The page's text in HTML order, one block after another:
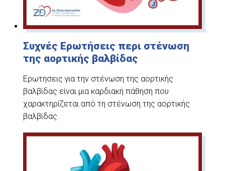
Συχνές Ερωτήσεις περι στένωση
της αορτικής βαλβίδας
Ερωτησεις για την στένωση της αορτικής
βαλβίδας είναι μια καρδιακή πάθηση που
χαρακτηρίζεται από τη στένωση της αορτικής
βαλβίδας.